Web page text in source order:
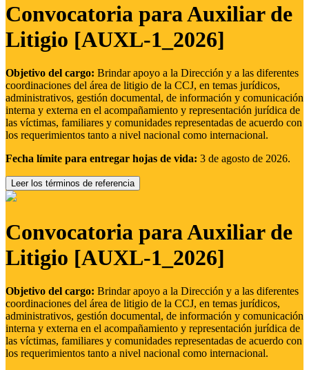
Convocatoria para Auxiliar de
Litigio [AUXL-1_2026]
Objetivo del cargo: Brindar apoyo a la Dirección y a las diferentes
coordinaciones del área de litigio de la CCJ, en temas jurídicos,
administrativos, gestión documental, de información y comunicación
interna y externa en el acompañamiento y representación jurídica de
las víctimas, familiares y comunidades representadas de acuerdo con
los requerimientos tanto a nivel nacional como internacional.
Fecha límite para entregar hojas de vida: 3 de agosto de 2026.
Leer los términos de referencia
Convocatoria para Auxiliar de
Litigio [AUXL-1_2026]
Objetivo del cargo: Brindar apoyo a la Dirección y a las diferentes
coordinaciones del área de litigio de la CCJ, en temas jurídicos,
administrativos, gestión documental, de información y comunicación
interna y externa en el acompañamiento y representación jurídica de
las víctimas, familiares y comunidades representadas de acuerdo con
los requerimientos tanto a nivel nacional como internacional.